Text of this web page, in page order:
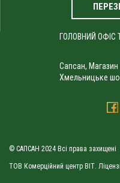
ГОЛОВНИЙ ОФІС
Сапсан, Магазин
Хмельницьке
© САПСАН 2024 Всі права захищені
ТОВ Комерційний центр ВІТ.